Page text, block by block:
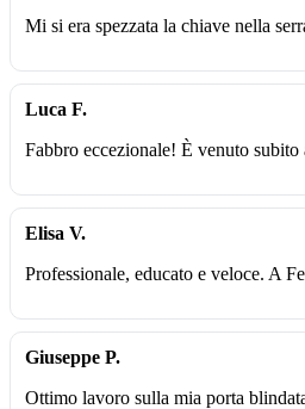
Mi si era spezzata la chiave nella
Luca F.
Fabbro eccezionale! È venuto
Elisa V.
Professionale, educato e veloce. A
Giuseppe P.
Ottimo lavoro sulla mia porta